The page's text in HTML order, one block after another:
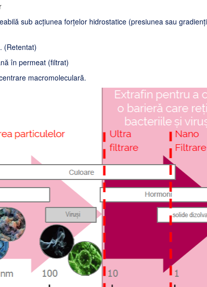
sub acțiunea forțelor hidrostatice (presiunea sau
(Retentat)
în permeat (filtrat)
macromoleculară.